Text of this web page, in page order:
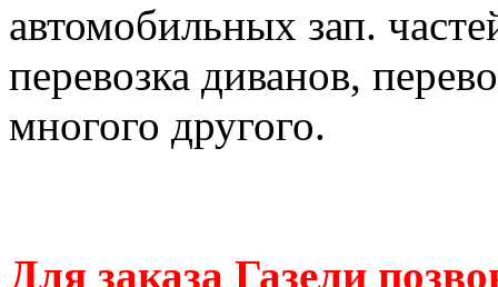
автомобильных зап.
перевозка диванов,
многого другого.
Для заказа Газели